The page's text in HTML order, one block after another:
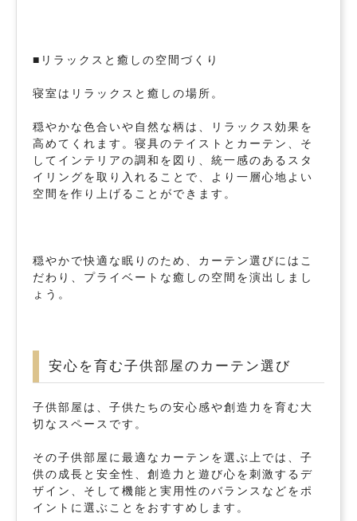
■リラックスと癒しの空間づくり
寝室はリラックスと癒しの場所。
穏やかな色合いや自然な柄は、リラックス効果を
高めてくれます。寝具のテイストとカーテン、そ
してインテリアの調和を図り、統一感のあるスタ
イリングを取り入れることで、より一層心地よい
空間を作り上げることができます。
穏やかで快適な眠りのため、カーテン選びにはこ
だわり、プライベートな癒しの空間を演出しまし
ょう。
安心を育む子供部屋のカーテン選び
子供部屋は、子供たちの安心感や創造力を育む大
切なスペースです。
その子供部屋に最適なカーテンを選ぶ上では、子
供の成長と安全性、創造力と遊び心を刺激するデ
ザイン、そして機能と実用性のバランスなどをポ
イントに選ぶことをおすすめします。